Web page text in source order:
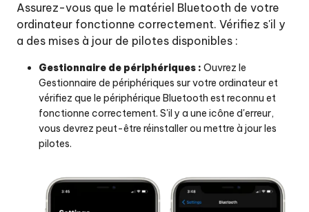
Q7
:
faire
l'installation
d'iAnyGo
échoue
continuellement
Assurez-vous que le matériel Bluetooth de votre
ordinateur fonctionne correctement. Vérifiez s'il y
a des mises à jour de pilotes disponibles :
Gestionnaire de périphériques : Ouvrez le
Gestionnaire de périphériques sur votre ordinateur et
vérifiez que le périphérique Bluetooth est reconnu et
fonctionne correctement. S'il y a une icône d'erreur,
vous devrez peut-être réinstaller ou mettre à jour les
pilotes.